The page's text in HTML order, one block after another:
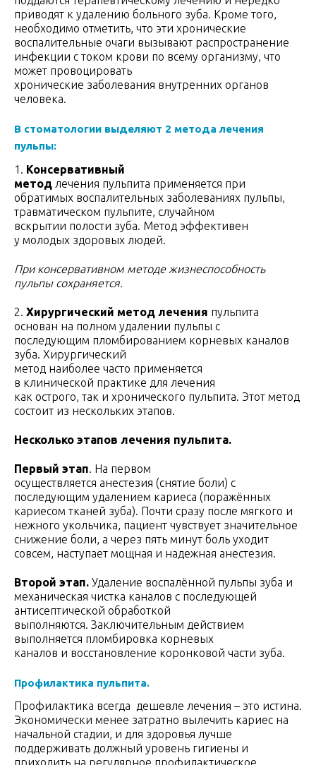
приводят к удалению больного зуба. Кроме того,
необходимо отметить, что эти хронические
воспалительные очаги вызывают распространение
инфекции с током крови по всему организму, что
может провоцировать
хронические заболевания внутренних органов
человека.
В стоматологии выделяют 2 метода лечения
пульпы:
1. Консервативный
метод лечения пульпита применяется при
обратимых воспалительных заболеваниях пульпы,
травматическом пульпите, случайном
вскрытии полости зуба. Метод эффективен
у молодых здоровых людей.
При консервативном методе жизнеспособность
пульпы сохраняется.
2. Хирургический метод лечения пульпита
основан на полном удалении пульпы с
последующим пломбированием корневых каналов
зуба. Хирургический
метод наиболее часто применяется
в клинической практике для лечения
как острого, так и хронического пульпита. Этот метод
состоит из нескольких этапов.
Несколько этапов лечения пульпита.
Первый этап. На первом
осуществляется анестезия (снятие боли) с
последующим удалением кариеса (поражённых
кариесом тканей зуба). Почти сразу после мягкого и
нежного укольчика, пациент чувствует значительное
снижение боли, а через пять минут боль уходит
совсем, наступает мощная и надежная анестезия.
Второй этап. Удаление воспалённой пульпы зуба и
механическая чистка каналов с последующей
антисептической обработкой
выполняются. Заключительным действием
выполняется пломбировка корневых
каналов и восстановление коронковой части зуба.
Профилактика пульпита.
Профилактика всегда дешевле лечения – это истина.
Экономически менее затратно вылечить кариес на
начальной стадии, и для здоровья лучше
поддерживать должный уровень гигиены и